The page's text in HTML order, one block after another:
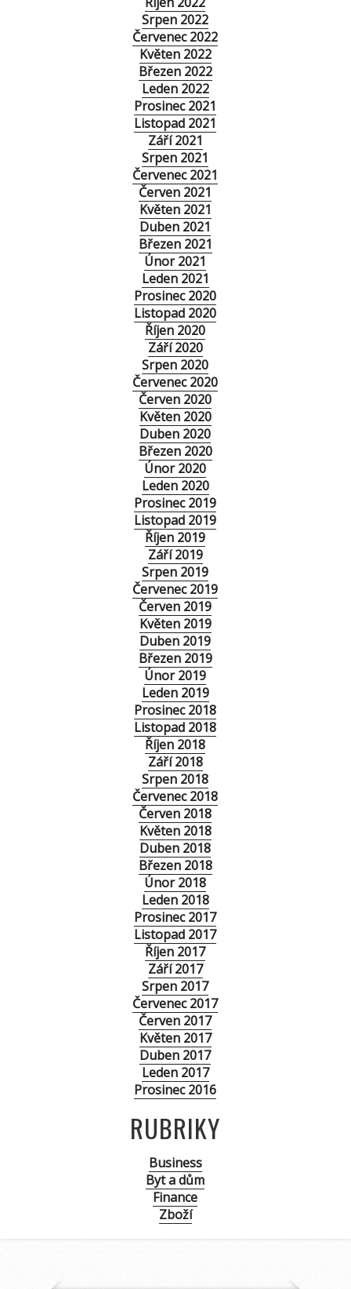
Srpen 2022
Červenec 2022
Květen 2022
Březen 2022
Leden 2022
Prosinec 2021
Listopad 2021
Září 2021
Srpen 2021
Červenec 2021
Červen 2021
Květen 2021
Duben 2021
Březen 2021
Únor 2021
Leden 2021
Prosinec 2020
Listopad 2020
Říjen 2020
Září 2020
Srpen 2020
Červenec 2020
Červen 2020
Květen 2020
Duben 2020
Březen 2020
Únor 2020
Leden 2020
Prosinec 2019
Listopad 2019
Říjen 2019
Září 2019
Srpen 2019
Červenec 2019
Červen 2019
Květen 2019
Duben 2019
Březen 2019
Únor 2019
Leden 2019
Prosinec 2018
Listopad 2018
Říjen 2018
Září 2018
Srpen 2018
Červenec 2018
Červen 2018
Květen 2018
Duben 2018
Březen 2018
Únor 2018
Leden 2018
Prosinec 2017
Listopad 2017
Říjen 2017
Září 2017
Srpen 2017
Červenec 2017
Červen 2017
Květen 2017
Duben 2017
Leden 2017
Prosinec 2016
RUBRIKY
Business
Byt a dům
Finance
Zboží